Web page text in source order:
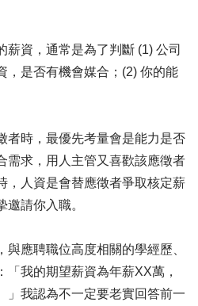
薪資，通常是為了判斷 (1) 公司
，是否有機會媒合；(2) 你的能
者時，最優先考量會是能力是否
需求，用人主管又喜歡該應徵者
，人資是會替應徵者爭取核定薪
請你入職。
與應聘職位高度相關的學經歷、
「我的期望薪資為年薪XX萬，
」我認為不一定要老實回答前一